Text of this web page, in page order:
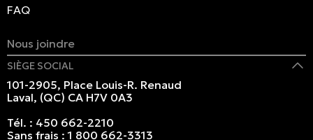
FAQ
Nous joindre
SIÈGE SOCIAL
101-2905, Place Louis-R. Renaud
Laval, (QC) CA H7V 0A3
Tél. : 450 662-2210
Sans frais :1 800 662-3313